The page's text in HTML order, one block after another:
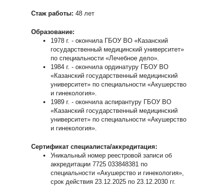
Стаж работы: 48 лет
Образование:
1978 г. - окончила ГБОУ ВО «Казанский
государственный медицинский университет»
по специальности «Лечебное дело».
1984 г. - окончила ординатуру ГБОУ ВО
«Казанский государственный медицинский
университет» по специальности «Акушерство
и гинекология».
1989 г. - окончила аспирантуру ГБОУ ВО
«Казанский государственный медицинский
университет» по специальности «Акушерство
и гинекология».
Сертификат специалиста/аккредитация:
Уникальный номер реестровой записи об
аккредитации 7725 033848381 по
специальности «Акушерство и гинекология»,
срок действия 23.12.2025 по 23.12.2030 гг.